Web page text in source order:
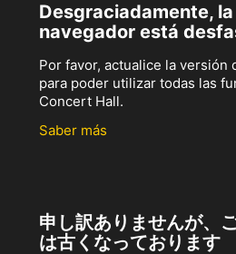
Desgraciadamente,
navegador está
Por favor, actualice la versión
para poder utilizar todas las
Concert Hall.
Saber más
申し訳ありませんが、
は古くなっております